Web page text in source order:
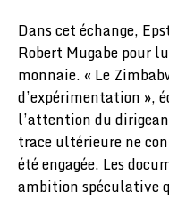
Dans cet échange,
Robert Mugabe pour
monnaie. « Le
d’expérimentation
l’attention du
trace ultérieure ne
été engagée. Les
ambition spéculative